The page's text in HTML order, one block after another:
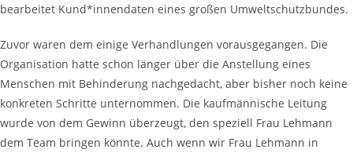
bearbeitet Kund*innendaten eines großen Umweltschutzbundes.
Zuvor waren dem einige Verhandlungen vorausgegangen. Die
Organisation hatte schon länger über die Anstellung eines
Menschen mit Behinderung nachgedacht, aber bisher noch keine
konkreten Schritte unternommen. Die kaufmännische Leitung
wurde von dem Gewinn überzeugt, den speziell Frau Lehmann
dem Team bringen könnte. Auch wenn wir Frau Lehmann in